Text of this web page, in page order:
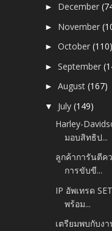
► December
► November
►October(110)
►September
►August(167)
▼ July(149)
Harley-
มอบสิทธิป...
ลูกค้าการันตีค
การขับขี...
IP อัพเทรด
พร้อม...
เตรียมพบกับง